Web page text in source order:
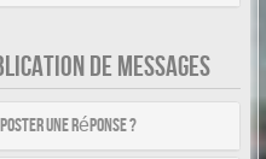
DE MESSAGES
une réponse ?